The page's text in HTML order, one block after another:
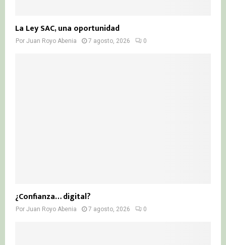
La Ley SAC, una oportunidad
Por Juan Royo Abenia 7 agosto, 2026 0
¿Confianza… digital?
Por Juan Royo Abenia 7 agosto, 2026 0